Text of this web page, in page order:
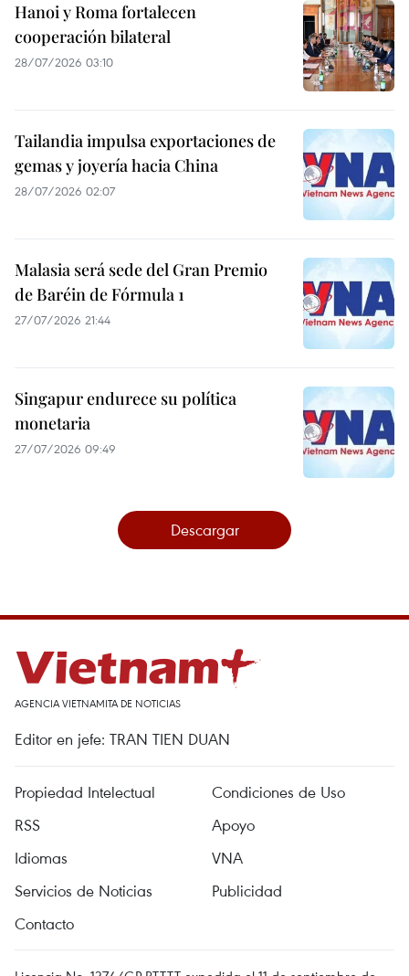
Hanoi y Roma fortalecen
cooperación bilateral
28/07/2026 03:10
Tailandia impulsa exportaciones de
gemas y joyería hacia China
28/07/2026 02:07
Malasia será sede del Gran Premio
de Baréin de Fórmula 1
27/07/2026 21:44
Singapur endurece su política
monetaria
27/07/2026 09:49
Descargar
AGENCIA VIETNAMITA DE NOTICIAS
Editor en jefe: TRAN TIEN DUAN
Propiedad Intelectual
Condiciones de Uso
RSS
Apoyo
Idiomas
VNA
Servicios de Noticias
Publicidad
Contacto